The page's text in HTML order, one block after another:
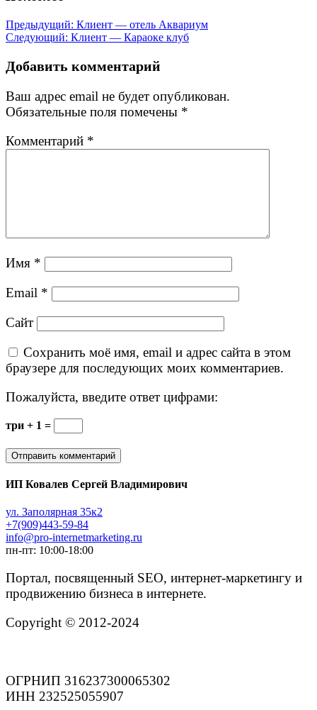
Навигация
по
записям
Предыдущий: Предыдущая
запись:
Клиент — отель Аквариум
Следующий: Следующая
Клиент — Караоке клуб
Добавить комментарий
Ваш адрес email не будет опубликован.
Обязательные поля помечены *
Комментарий *
Имя *
Email *
Сайт
Сохранить моё имя, email и адрес сайта в этом
браузере для последующих моих комментариев.
Пожалуйста, введите ответ цифрами:
три + 1 =
ИП Ковалев Сергей Владимирович
ул. Заполярная 35к2
+7(909)443-59-84
info@pro-internetmarketing.ru
пн-пт: 10:00-18:00
Портал, посвященный SEO, интернет-маркетингу и
продвижению бизнеса в интернете.
Copyright © 2012-2024
ОГРНИП 316237300065302
ИНН 232525055907